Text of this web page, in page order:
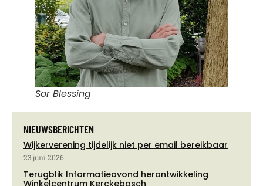
Sor Blessing
NIEUWSBERICHTEN
Wijkerverening tijdelijk niet per email bereikbaar
23 juni 2026
Terugblik Informatieavond herontwikkeling